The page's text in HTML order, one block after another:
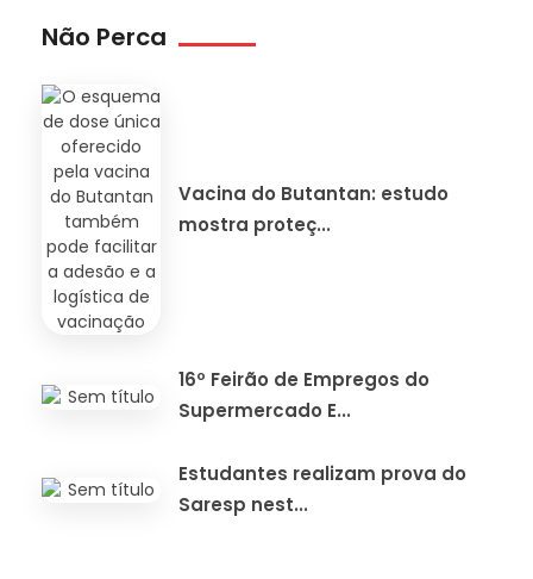
Não Perca
Vacina do Butantan: estudo
mostra proteç...
16º Feirão de Empregos do
Supermercado E...
Estudantes realizam prova do
Saresp nest...